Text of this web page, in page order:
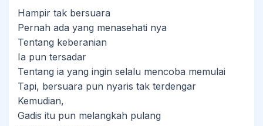
Hampir tak bersuara
Pernah ada yang menasehati nya
Tentang keberanian
Ia pun tersadar
Tentang ia yang ingin selalu mencoba memulai
Tapi, bersuara pun nyaris tak terdengar
Kemudian,
Gadis itu pun melangkah pulang